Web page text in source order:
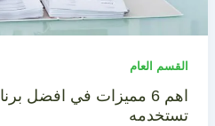
القسم العام
اهم 6 مميزات في افضل
تستخدمه